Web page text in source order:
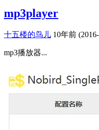
mp3player
十五楼的鸟儿 10年前
mp3播放器...